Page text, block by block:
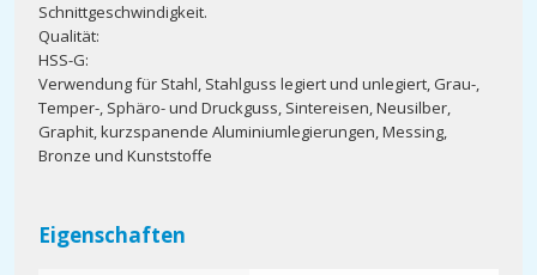
Schnittgeschwindigkeit.
Qualität:
HSS-G:
Verwendung für Stahl, Stahlguss legiert und unlegiert, Grau-,
Temper-, Sphäro- und Druckguss, Sintereisen, Neusilber,
Graphit, kurzspanende Aluminiumlegierungen, Messing,
Bronze und Kunststoffe
Eigenschaften